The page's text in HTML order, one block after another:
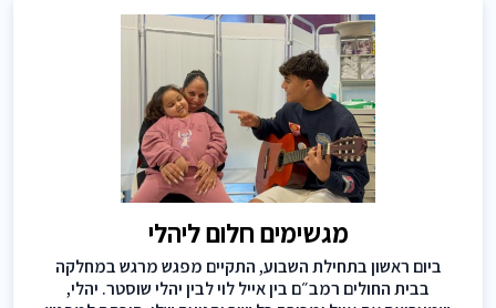
מגשימים חלום ליהלי
ביום ראשון בתחילת השבוע, התקיים מפגש מרגש במחלקה
בבית החולים רמב״ם בין אייל לוי לבין יהלי שוסטר. יהלי,